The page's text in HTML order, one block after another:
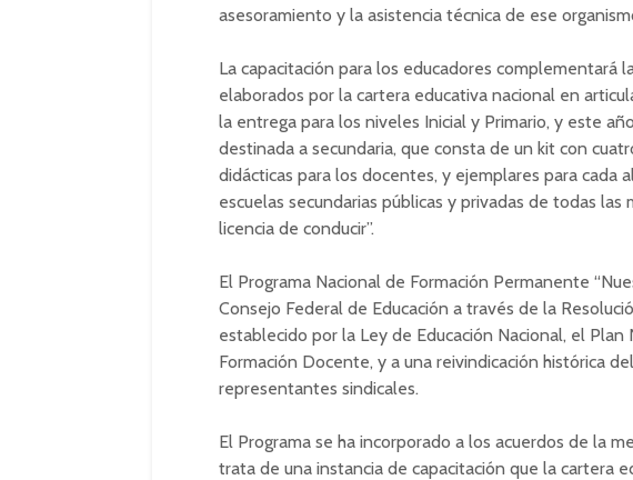
asesoramiento y la asistencia técnica de ese
La capacitación para los educadores complementará
elaborados por la cartera educativa nacional en
la entrega para los niveles Inicial y Primario, y este
destinada a secundaria, que consta de un kit con
didácticas para los docentes, y ejemplares para cada
escuelas secundarias públicas y privadas de todas
licencia de conducir”.
El Programa Nacional de Formación Permanente
Consejo Federal de Educación a través de la
establecido por la Ley de Educación Nacional, el
Formación Docente, y a una reivindicación histórica
representantes sindicales.
El Programa se ha incorporado a los acuerdos de la
trata de una instancia de capacitación que la cartera